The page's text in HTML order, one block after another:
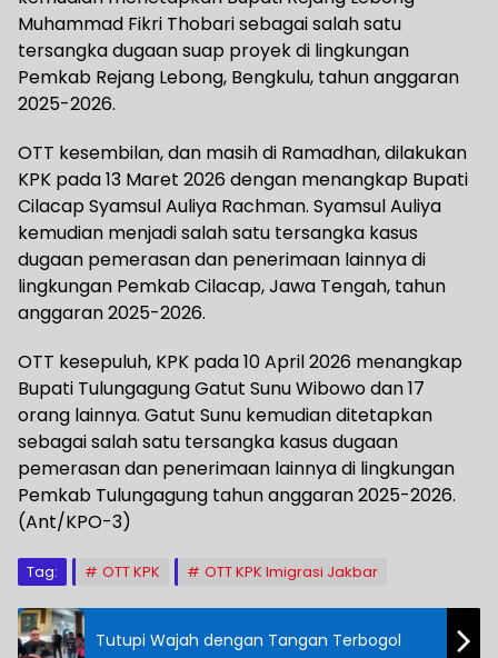
Muhammad Fikri Thobari sebagai salah satu
tersangka dugaan suap proyek di lingkungan
Pemkab Rejang Lebong, Bengkulu, tahun anggaran
2025-2026.
OTT kesembilan, dan masih di Ramadhan, dilakukan
KPK pada 13 Maret 2026 dengan menangkap Bupati
Cilacap Syamsul Auliya Rachman. Syamsul Auliya
kemudian menjadi salah satu tersangka kasus
dugaan pemerasan dan penerimaan lainnya di
lingkungan Pemkab Cilacap, Jawa Tengah, tahun
anggaran 2025-2026.
OTT kesepuluh, KPK pada 10 April 2026 menangkap
Bupati Tulungagung Gatut Sunu Wibowo dan 17
orang lainnya. Gatut Sunu kemudian ditetapkan
sebagai salah satu tersangka kasus dugaan
pemerasan dan penerimaan lainnya di lingkungan
Pemkab Tulungagung tahun anggaran 2025-2026.
(Ant/KPO-3)
Tag: OTT KPK OTT KPK Imigrasi Jakbar
Tutupi Wajah dengan Tangan Terbogol